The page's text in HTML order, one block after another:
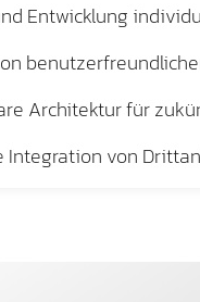
Entwicklung
Architektur für
von